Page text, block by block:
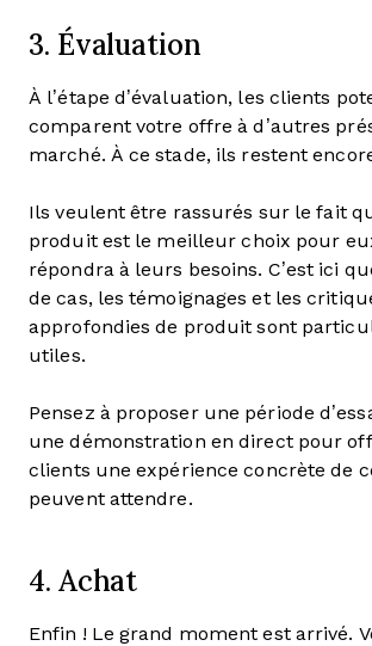
3. Évaluation
À l’étape d’évaluation, les clients
comparent votre offre à d’autres
marché. À ce stade, ils restent
Ils veulent être rassurés sur le fait
produit est le meilleur choix pour
répondra à leurs besoins. C’est ici
de cas, les témoignages et les
approfondies de produit sont
utiles.
Pensez à proposer une période
une démonstration en direct pour
clients une expérience concrète de
peuvent attendre.
4. Achat
Enfin ! Le grand moment est arrivé.